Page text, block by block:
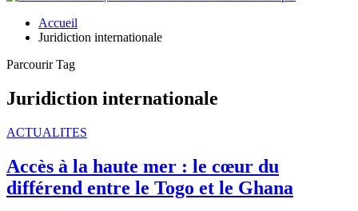
Accueil
Juridiction internationale
Parcourir Tag
Juridiction internationale
ACTUALITES
Accès à la haute mer : le cœur du
différend entre le Togo et le Ghana